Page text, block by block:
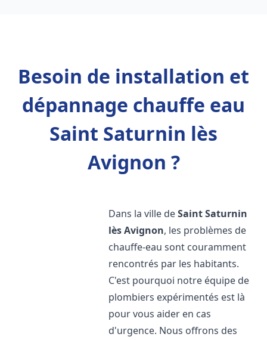
Besoin de installation et
dépannage chauffe eau
Saint Saturnin lès
Avignon ?
Dans la ville deSaint Saturnin
lès Avignon, les problèmes de
chauffe-eau sont couramment
rencontrés par les habitants.
C'est pourquoi notre équipe de
plombiers expérimentés est là
pour vous aider en cas
d'urgence. Nous offrons des